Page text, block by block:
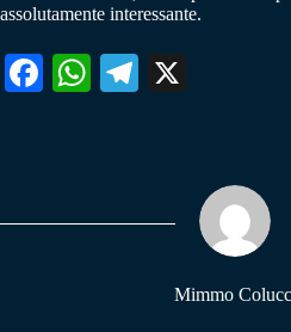
assolutamente interessante.
Fa W
pp
Te
m
Mimmo